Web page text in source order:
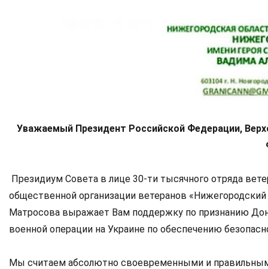
Уважаемый Президент Российской Федерации,
Президиум Совета в лице 30-ти тысячного отряда
общественной организации ветеранов
Матросова выражает Вам поддержку по признанию
военной операции на Украине по обеспечению
Мы считаем абсолютно своевременными и